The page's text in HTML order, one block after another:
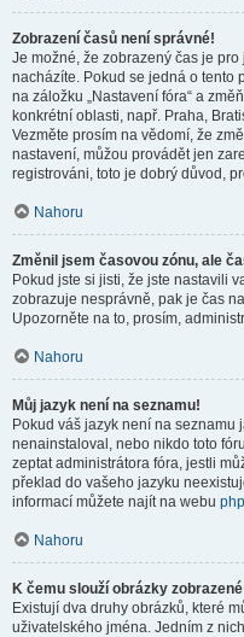
Zobrazení časů není správné!
Je možné, že zobrazený čas je
nacházíte. Pokud se jedná o tento
na záložku „Nastavení fóra“ a
konkrétní oblasti, např. Praha,
Vezměte prosím na vědomí, že
nastavení, můžou provádět jen
registrováni, toto je dobrý důvod,
Nahoru
Změnil jsem časovou zónu, ale
Pokud jste si jisti, že jste nastavili
zobrazuje nesprávně, pak je čas
Upozorněte na to, prosím,
Nahoru
Můj jazyk není na seznamu!
Pokud váš jazyk není na seznamu
nenainstaloval, nebo nikdo toto
zeptat administrátora fóra, jestli
překlad do vašeho jazyku
informací můžete najít na webu
Nahoru
K čemu slouží obrázky
Existují dva druhy obrázků, které
uživatelského jména. Jedním z